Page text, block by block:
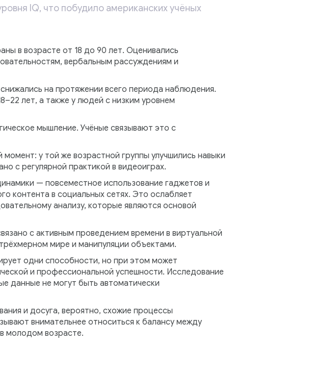
IQ, что побудило американских учёных
в возрасте от 18 до 90 лет. Оценивались
вербальным рассуждениям и
на протяжении всего периода наблюдения.
лет, а также у людей с низким уровнем
мышление. Учёные связывают это с
у той же возрастной группы улучшились навыки
с регулярной практикой в видеоиграх.
— повсеместное использование гаджетов и
контента в социальных сетях. Это ослабляет
анализу, которые являются основой
с активным проведением времени в виртуальной
мире и манипуляции объектами.
одни способности, но при этом может
и профессиональной успешности. Исследование
данные не могут быть автоматически
и досуга, вероятно, схожие процессы
внимательнее относиться к балансу между
молодом возрасте.